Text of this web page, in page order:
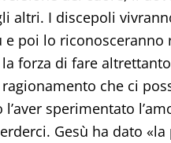
altri. I discepoli
poi lo riconosceranno
forza di fare
che ci
sperimentato
Gesù ha dato